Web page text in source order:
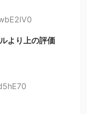
より上の評価